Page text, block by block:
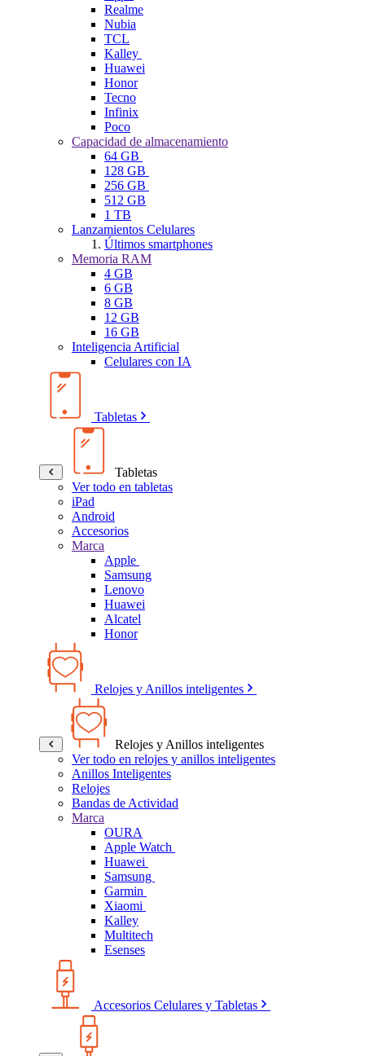
Realme
Nubia
TCL
Kalley
Huawei
Honor
Tecno
Infinix
Poco
Capacidad de almacenamiento
64 GB
128 GB
256 GB
512 GB
1 TB
Lanzamientos Celulares
Últimos smartphones
Memoria RAM
4 GB
6 GB
8 GB
12 GB
16 GB
Inteligencia Artificial
Celulares con IA
Tabletas
Tabletas
Ver todo en tabletas
iPad
Android
Accesorios
Marca
Apple
Samsung
Lenovo
Huawei
Alcatel
Honor
Relojes y Anillos inteligentes
Relojes y Anillos inteligentes
Ver todo en relojes y anillos inteligentes
Anillos Inteligentes
Relojes
Bandas de Actividad
Marca
OURA
Apple Watch
Huawei
Samsung
Garmin
Xiaomi
Kalley
Multitech
Esenses
Accesorios Celulares y Tabletas